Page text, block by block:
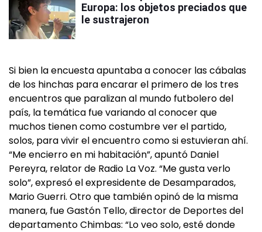
Europa: los objetos preciados que
le sustrajeron
Si bien la encuesta apuntaba a conocer las cábalas
de los hinchas para encarar el primero de los tres
encuentros que paralizan al mundo futbolero del
país, la temática fue variando al conocer que
muchos tienen como costumbre ver el partido,
solos, para vivir el encuentro como si estuvieran ahí.
“Me encierro en mi habitación”, apuntó Daniel
Pereyra, relator de Radio La Voz. “Me gusta verlo
solo”, expresó el expresidente de Desamparados,
Mario Guerri. Otro que también opinó de la misma
manera, fue Gastón Tello, director de Deportes del
departamento Chimbas: “Lo veo solo, esté donde